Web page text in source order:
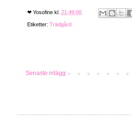
❤ Yosofine kl. 21:49:00
Etiketter: Trädgård
Senaste inlägg